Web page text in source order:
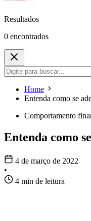
Resultados
0 encontrados
Home
Entenda como se
Comportamento
Entenda como
4 de março de 2022
•
4 min de leitura